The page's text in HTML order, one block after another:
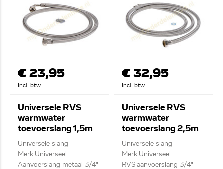
€ 23,95
Incl. btw
Universele RVS
warmwater
toevoerslang 1,5m
3/4-3/4
Universele slang
Merk Universeel
Aanvoerslang metaal 3/4"
€ 32,95
Incl. btw
Universele RVS
warmwater
toevoerslang 2,5m
3/4-3/4
Universele slang
Merk Universeel
RVS aanvoerslang 3/4"